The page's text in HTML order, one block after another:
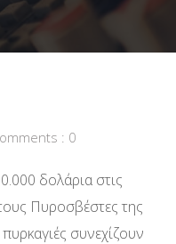
: 0
δολάρια στις
Πυροσβέστες της
συνεχίζουν